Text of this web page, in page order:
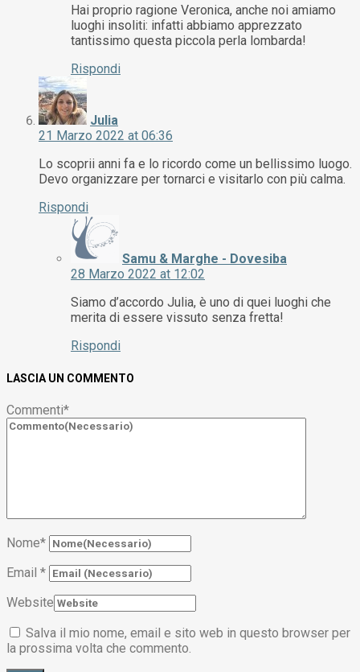
Hai proprio ragione Veronica, anche noi amiamo
luoghi insoliti: infatti abbiamo apprezzato
tantissimo questa piccola perla lombarda!
Rispondi
Julia
21 Marzo 2022 at 06:36
Lo scoprii anni fa e lo ricordo come un bellissimo luogo.
Devo organizzare per tornarci e visitarlo con più calma.
Rispondi
Samu & Marghe - Dovesiba
28 Marzo 2022 at 12:02
Siamo d’accordo Julia, è uno di quei luoghi che
merita di essere vissuto senza fretta!
Rispondi
LASCIA UN COMMENTO
Commenti*
Nome*
Email *
Website
Salva il mio nome, email e sito web in questo browser per
la prossima volta che commento.